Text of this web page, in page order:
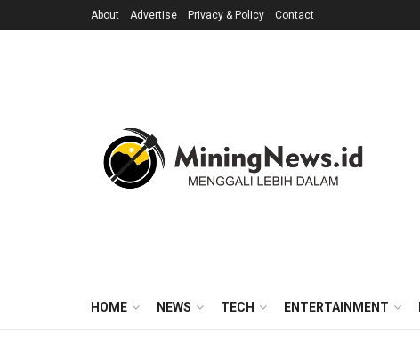
About Advertise Privacy & Policy Contact
HOME NEWS TECH ENTERTAINMENT